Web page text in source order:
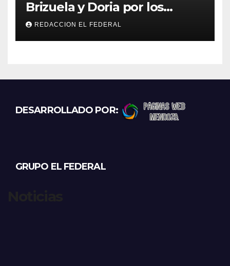
Brizuela y Doria por los
incendios en Guanchín:
“Miente descaradamente”
REDACCION EL FEDERAL
DESARROLLADO POR:
GRUPO EL FEDERAL